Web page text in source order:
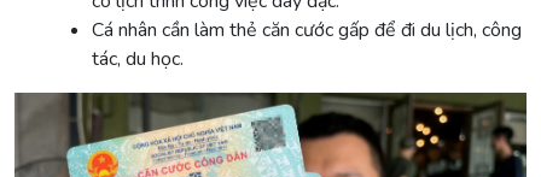
Cá nhân cần làm thẻ căn cước gấp để đi du lịch, công
tác, du học.